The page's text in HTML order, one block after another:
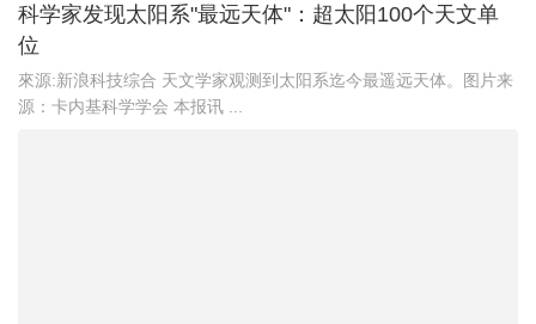
科学家发现太阳系"最远天体"：超太阳100个天文单
位
來源:新浪科技综合 天文学家观测到太阳系迄今最遥远天体。图片来
源：卡内基科学学会 本报讯 ...